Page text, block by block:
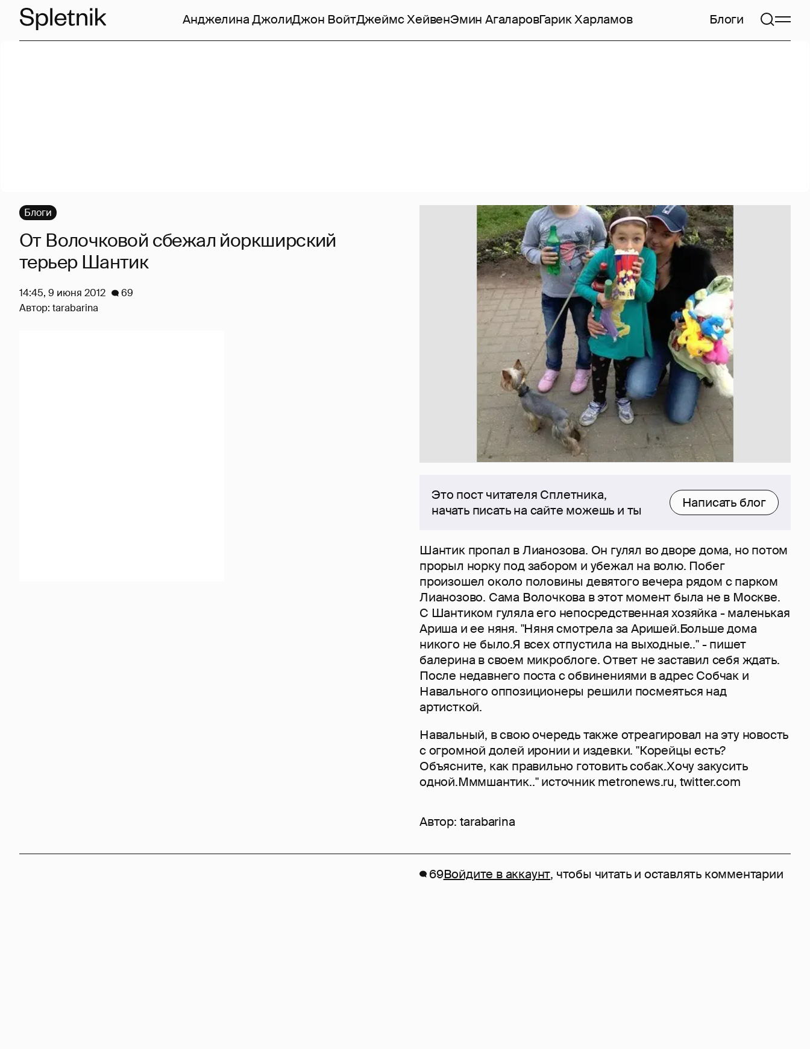
Анджелина ДжолиДжон ВойтДжеймс ХейвенЭмин АгаларовГарик Харламов Блоги
Это пост читателя Сплетника,
начать писать на сайте можешь и ты
Написать блог
Шантик пропал в Лианозова. Он гулял во дворе дома, но потом
прорыл норку под забором и убежал на волю. Побег
произошел около половины девятого вечера рядом с парком
Лианозово. Сама Волочкова в этот момент была не в Москве.
С Шантиком гуляла его непосредственная хозяйка - маленькая
Ариша и ее няня. "Няня смотрела за Аришей.Больше дома
никого не было.Я всех отпустила на выходные.." - пишет
балерина в своем микроблоге. Ответ не заставил себя ждать.
После недавнего поста с обвинениями в адрес Собчак и
Навального оппозиционеры решили посмеяться над
артисткой.
Навальный, в свою очередь также отреагировал на эту новость
с огромной долей иронии и издевки. "Корейцы есть?
Объясните, как правильно готовить собак.Хочу закусить
одной.Мммшантик.." источник metronews.ru, twitter.com
Автор: tarabarina
Блоги
От Волочковой сбежал йоркширский
терьер Шантик
14:45, 9 июня 2012
69
Автор: tarabarina
69Войдите в аккаунт, чтобы читать и оставлять комментарии